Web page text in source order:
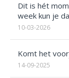
Dit is hét
week kun je
10-03-2026
Komt het
14-09-2025